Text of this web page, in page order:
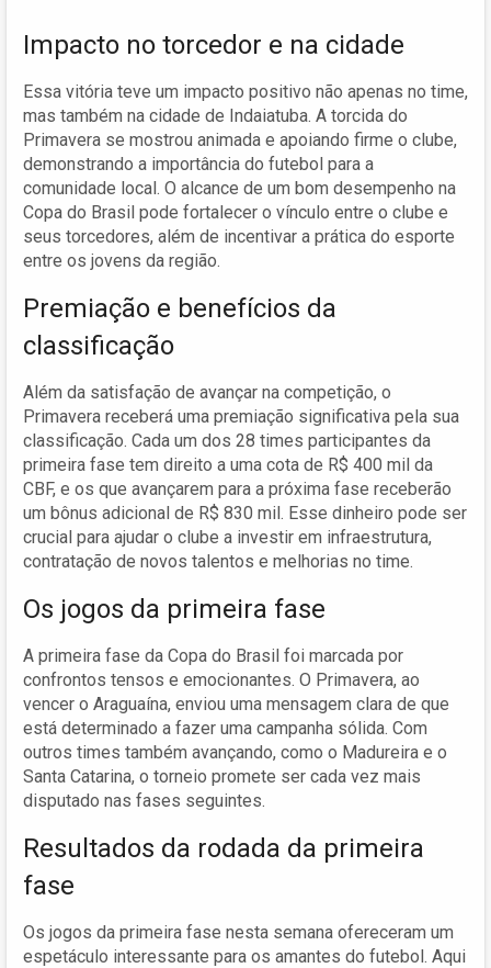
Impacto no torcedor e na cidade
Essa vitória teve um impacto positivo não apenas no time,
mas também na cidade de Indaiatuba. A torcida do
Primavera se mostrou animada e apoiando firme o clube,
demonstrando a importância do futebol para a
comunidade local. O alcance de um bom desempenho na
Copa do Brasil pode fortalecer o vínculo entre o clube e
seus torcedores, além de incentivar a prática do esporte
entre os jovens da região.
Premiação e benefícios da
classificação
Além da satisfação de avançar na competição, o
Primavera receberá uma premiação significativa pela sua
classificação. Cada um dos 28 times participantes da
primeira fase tem direito a uma cota de R$ 400 mil da
CBF, e os que avançarem para a próxima fase receberão
um bônus adicional de R$ 830 mil. Esse dinheiro pode ser
crucial para ajudar o clube a investir em infraestrutura,
contratação de novos talentos e melhorias no time.
Os jogos da primeira fase
A primeira fase da Copa do Brasil foi marcada por
confrontos tensos e emocionantes. O Primavera, ao
vencer o Araguaína, enviou uma mensagem clara de que
está determinado a fazer uma campanha sólida. Com
outros times também avançando, como o Madureira e o
Santa Catarina, o torneio promete ser cada vez mais
disputado nas fases seguintes.
Resultados da rodada da primeira
fase
Os jogos da primeira fase nesta semana ofereceram um
espetáculo interessante para os amantes do futebol. Aqui